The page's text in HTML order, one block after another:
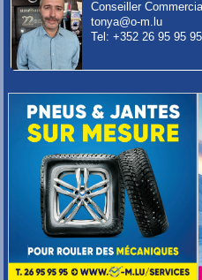
Conseiller
tonya@o-m.lu
Tel: +352 26 95 95